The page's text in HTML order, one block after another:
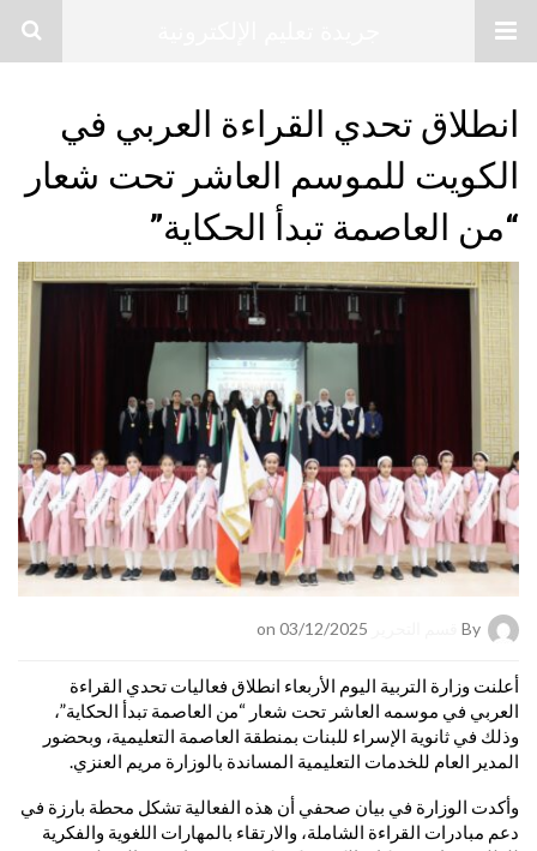
انطلاق تحدي القراءة العربي في
الكويت للموسم العاشر تحت شعار
“من العاصمة تبدأ الحكاية”
By
أعلنت وزارة التربية اليوم الأربعاء انطلاق فعاليات تحدي القراءة
العربي في موسمه العاشر تحت شعار “من العاصمة تبدأ الحكاية”،
وذلك في ثانوية الإسراء للبنات بمنطقة العاصمة التعليمية، وبحضور
المدير العام للخدمات التعليمية المساندة بالوزارة مريم العنزي.
وأكدت الوزارة في بيان صحفي أن هذه الفعالية تشكل محطة بارزة في
دعم مبادرات القراءة الشاملة، والارتقاء بالمهارات اللغوية والفكرية